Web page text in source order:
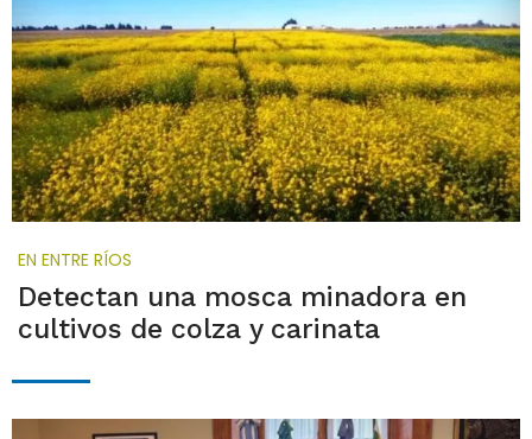
EN ENTRE RÍOS
Detectan una mosca minadora en
cultivos de colza y carinata